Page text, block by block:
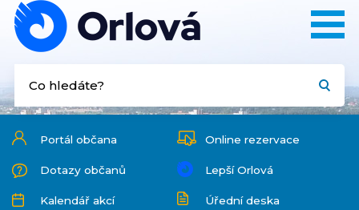
Portál občana Online rezervace
Dotazy občanů Lepší Orlová
Kalendář akcí Úřední deska